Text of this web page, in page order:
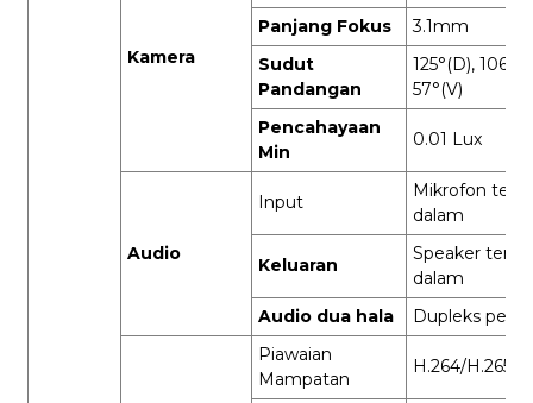
Kamera
Panjang Fokus
3.1mm
Sudut
Pandangan
125°(D),
57°(V)
Pencahayaan
Min
0.01 Lux
Audio
Input
Mikrofon
dalam
Keluaran
Speaker
dalam
Audio dua hala
Dupleks
Piawaian
Mampatan
H.264/H.265